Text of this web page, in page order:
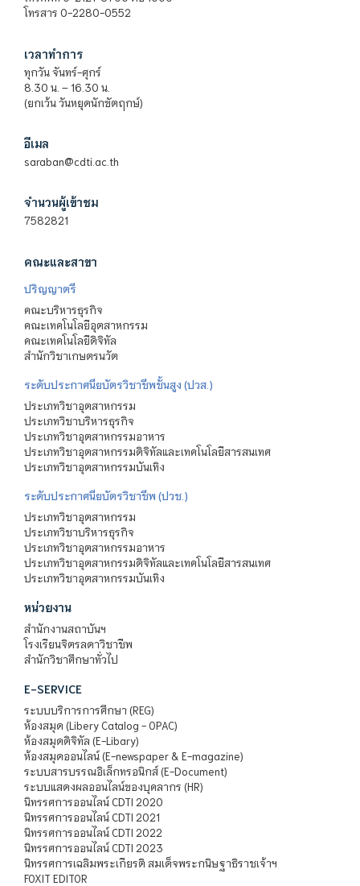
โทรสาร 0-2280-0552
เวลาทำการ
ทุกวัน จันทร์-ศุกร์
8.30 น. – 16.30 น.
(ยกเว้น วันหยุดนักขัตฤกษ์)
อีเมล
saraban@cdti.ac.th
จำนวนผู้เข้าชม
7582821
คณะและสาขา
ปริญญาตรี
คณะบริหารธุรกิจ
คณะเทคโนโลยีอุตสาหกรรม
คณะเทคโนโลยีดิจิทัล
สำนักวิชาเกษตรนวัต
ระดับประกาศนียบัตรวิชาชีพชั้นสูง (ปวส.)
ประเภทวิชาอุตสาหกรรม
ประเภทวิชาบริหารธุรกิจ
ประเภทวิชาอุตสาหกรรมอาหาร
ประเภทวิชาอุตสาหกรรมดิจิทัลและเทคโนโลยีสารสนเทศ
ประเภทวิชาอุตสาหกรรมบันเทิง
ระดับประกาศนียบัตรวิชาชีพ (ปวช.)
ประเภทวิชาอุตสาหกรรม
ประเภทวิชาบริหารธุรกิจ
ประเภทวิชาอุตสาหกรรมอาหาร
ประเภทวิชาอุตสาหกรรมดิจิทัลและเทคโนโลยีสารสนเทศ
ประเภทวิชาอุตสาหกรรมบันเทิง
หน่วยงาน
สำนักงานสถาบันฯ
โรงเรียนจิตรลดาวิชาชีพ
สำนักวิชาศึกษาทั่วไป
E-SERVICE
ระบบบริการการศึกษา (REG)
ห้องสมุด (Libery Catalog - OPAC)
ห้องสมุดดิจิทัล (E-Libary)
ห้องสมุดออนไลน์ (E-newspaper & E-magazine)
ระบบสารบรรณอิเล็กทรอนิกส์ (E-Document)
ระบบแสดงผลออนไลน์ของบุคลากร (HR)
นิทรรศการออนไลน์ CDTI 2020
นิทรรศการออนไลน์ CDTI 2021
นิทรรศการออนไลน์ CDTI 2022
นิทรรศการออนไลน์ CDTI 2023
นิทรรศการเฉลิมพระเกียรติ สมเด็จพระกนิษฐาธิราชเจ้าฯ
FOXIT EDITOR